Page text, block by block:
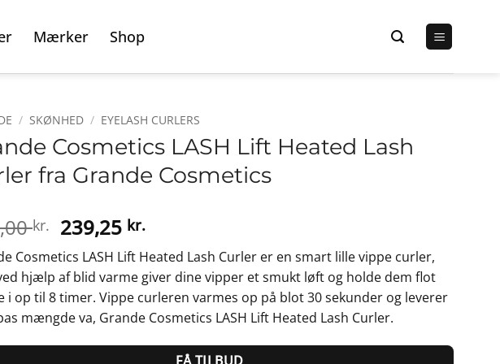
Mærker Shop
/ SKØNHED / EYELASH CURLERS
Cosmetics LASH Lift Heated Lash
fra Grande Cosmetics
kr. Den
oprindelige
pris
var:
319,00 kr..
239,25 kr.Den
aktuelle
pris
er:
239,25 kr..
Cosmetics LASH Lift Heated Lash Curler er en smart lille vippe curler,
hjælp af blid varme giver dine vipper et smukt løft og holde dem flot
i op til 8 timer. Vippe curleren varmes op på blot 30 sekunder og leverer
mængde va, Grande Cosmetics LASH Lift Heated Lash Curler.
FÅ TILBUD